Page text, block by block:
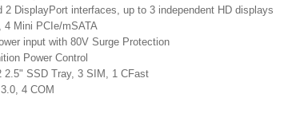
2 DisplayPort interfaces, up to 3 independent HD displays
4 Mini PCIe/mSATA
input with 80V Surge Protection
Power Control
2.5" SSD Tray, 3 SIM, 1 CFast
4 COM